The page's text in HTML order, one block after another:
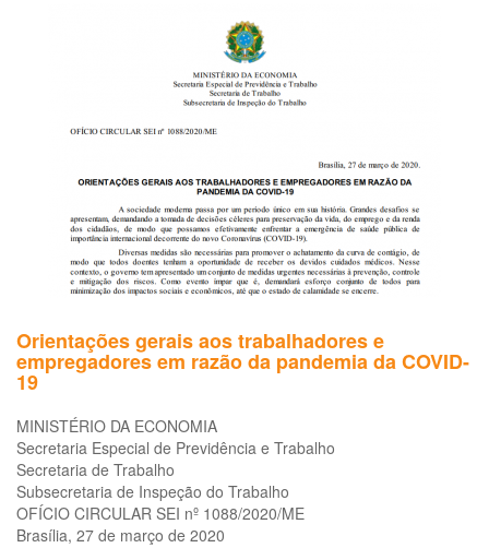
Orientações gerais aos trabalhadores e
empregadores em razão da pandemia da COVID-
19
MINISTÉRIO DA ECONOMIA
Secretaria Especial de Previdência e Trabalho
Secretaria de Trabalho
Subsecretaria de Inspeção do Trabalho
OFÍCIO CIRCULAR SEI nº 1088/2020/ME
Brasília, 27 de março de 2020